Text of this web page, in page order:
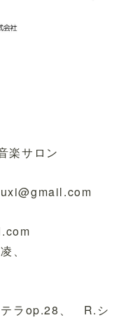
サロン
、
op.28、 R.シ